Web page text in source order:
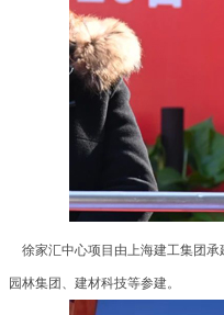
徐家汇中心项目由上海建工集团承
园林集团、建材科技等参建。